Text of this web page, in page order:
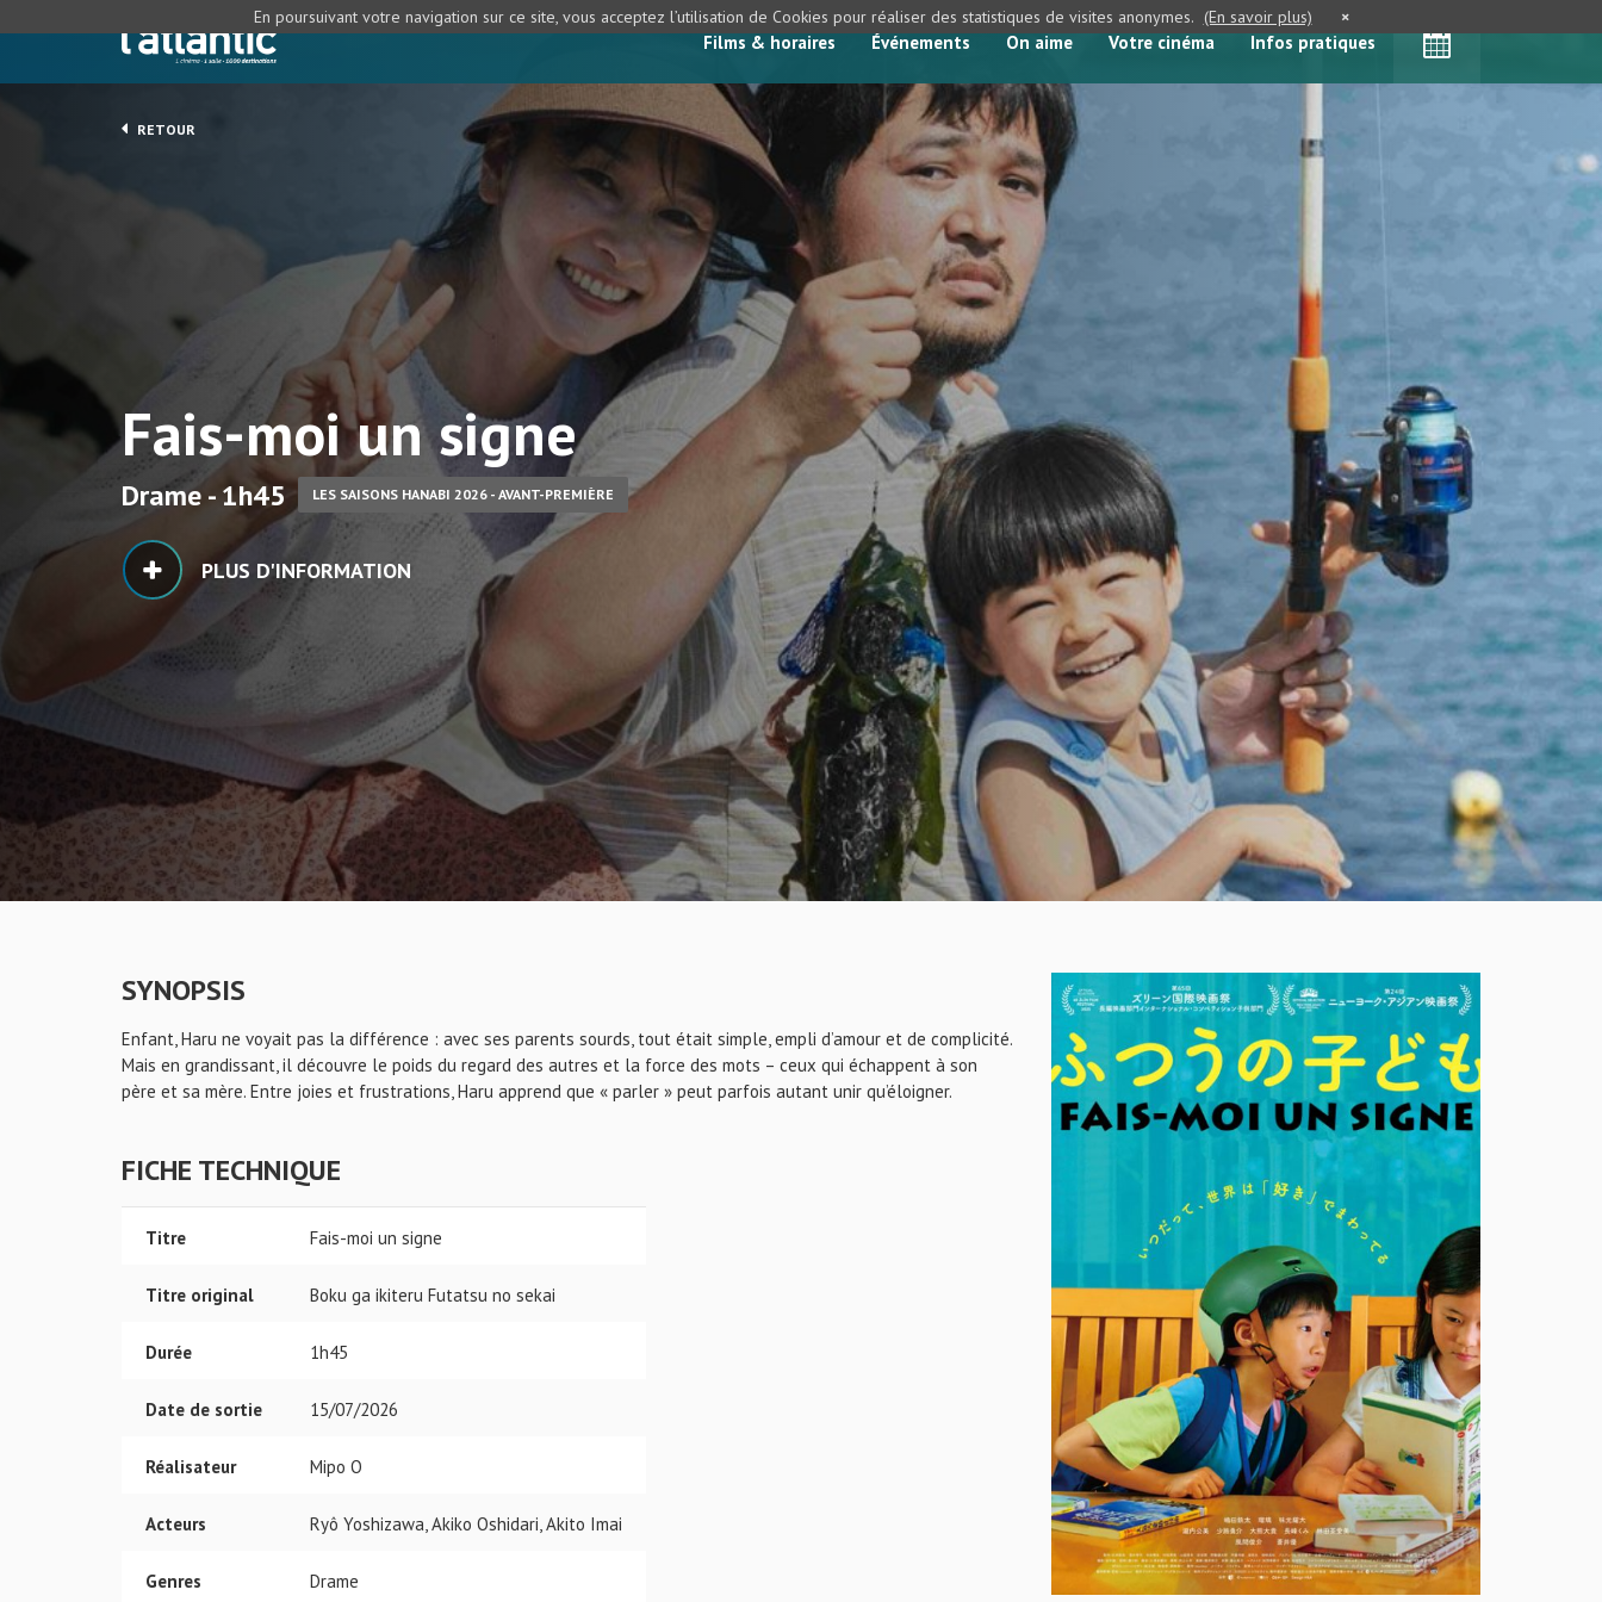
Films & horaires Événements On aime Votre cinéma Infos pratiques
RETOUR
Fais-moi un signe
Drame - 1h45 LES SAISONS HANABI 2026 - AVANT-PREMIÈRE
PLUS D'INFORMATION
SYNOPSIS
Enfant, Haru ne voyait pas la différence : avec ses parents sourds, tout était simple, empli d’amour et de complicité.
Mais en grandissant, il découvre le poids du regard des autres et la force des mots – ceux qui échappent à son
père et sa mère. Entre joies et frustrations, Haru apprend que « parler » peut parfois autant unir qu’éloigner.
FICHE TECHNIQUE
Titre Fais-moi un signe
Titre original Boku ga ikiteru Futatsu no sekai
Durée 1h45
Date de sortie 15/07/2026
Réalisateur Mipo O
Acteurs Ryô Yoshizawa, Akiko Oshidari, Akito Imai
Genres Drame
En poursuivant votre navigation sur ce site, vous acceptez l’utilisation de Cookies pour réaliser des statistiques de visites anonymes. (En savoir plus) ×